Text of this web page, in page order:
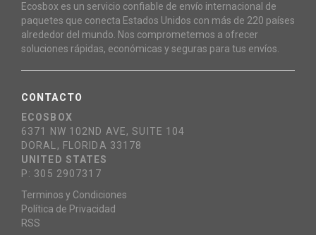
Ecosbox es un servicio confiable de envío internacional de
paquetes que conecta Estados Unidos con más de 220 países
alrededor del mundo. Nos comprometemos a ofrecer
soluciones rápidas, económicas y seguras para tus envíos.
CONTACTO
ECOSBOX
6371 NW 102ND AVE, SUITE 104
DORAL, FLORIDA 33178
UNITED STATES
P: 305 2907317
Terminos y Condiciones
Política de Privacidad
RSS